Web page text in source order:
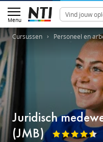
Menu
Cursussen Personeel en
Juridisch
(JMB)